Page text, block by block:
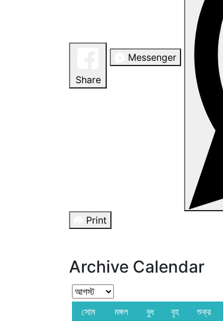
Share
Messenger
Print
Archive Calendar
সোম মঙ্গল বুধ বৃহ শুক্র